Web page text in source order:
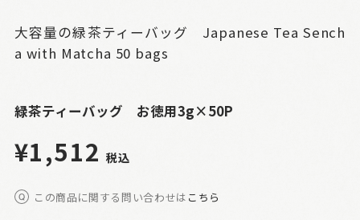
大容量の緑茶ティーバッグ Japanese Tea Sench
a with Matcha 50 bags
緑茶ティーバッグ お徳用3g×50P
¥1,512 税込
この商品に関する問い合わせは こちら